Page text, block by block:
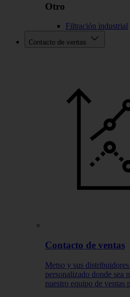
Otro
Filtración industrial
Contacto de ventas
Contacto de ventas
Metso y sus
personalizado donde sea
nuestro equipo de ventas